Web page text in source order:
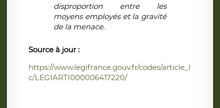
disproportion entre les
moyens employés et la gravité
de la menace.
Source à jour :
https://www.legifrance.gouv.fr/codes/article_l
c/LEGIARTI000006417220/